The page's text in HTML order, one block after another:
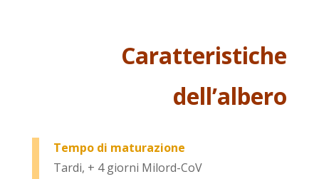
Caratteristiche
dell’albero
Tempo di maturazione
Tardi, + 4 giorni Milord-CoV